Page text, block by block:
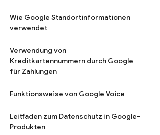
Wie Google Standortinformationen
verwendet
Verwendung von
Kreditkartennummern durch Google
für Zahlungen
Funktionsweise von Google Voice
Leitfaden zum Datenschutz in Google-
Produkten